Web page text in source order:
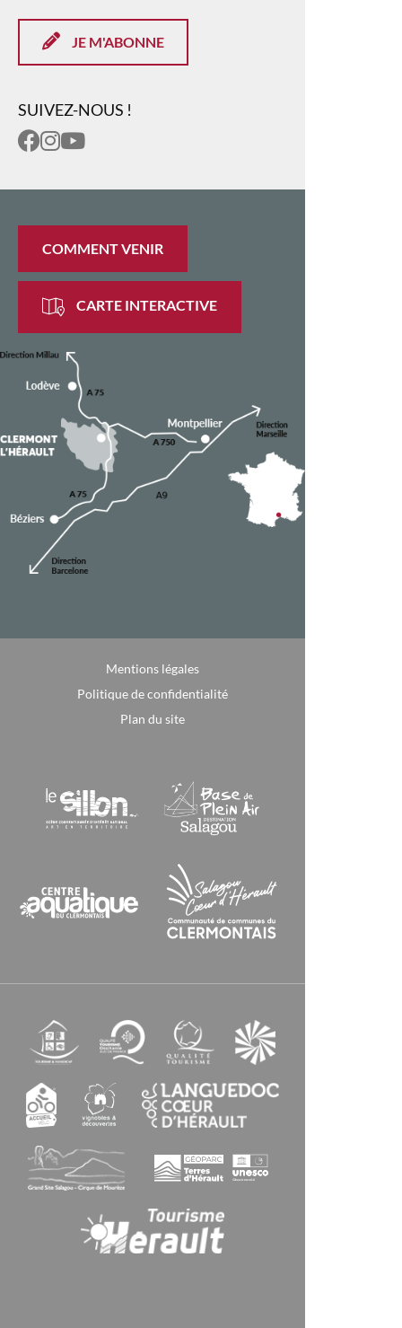
JE M'ABONNE
SUIVEZ-NOUS !
COMMENT VENIR
CARTE INTERACTIVE
Mentions légales
Politique de confidentialité
Plan du site